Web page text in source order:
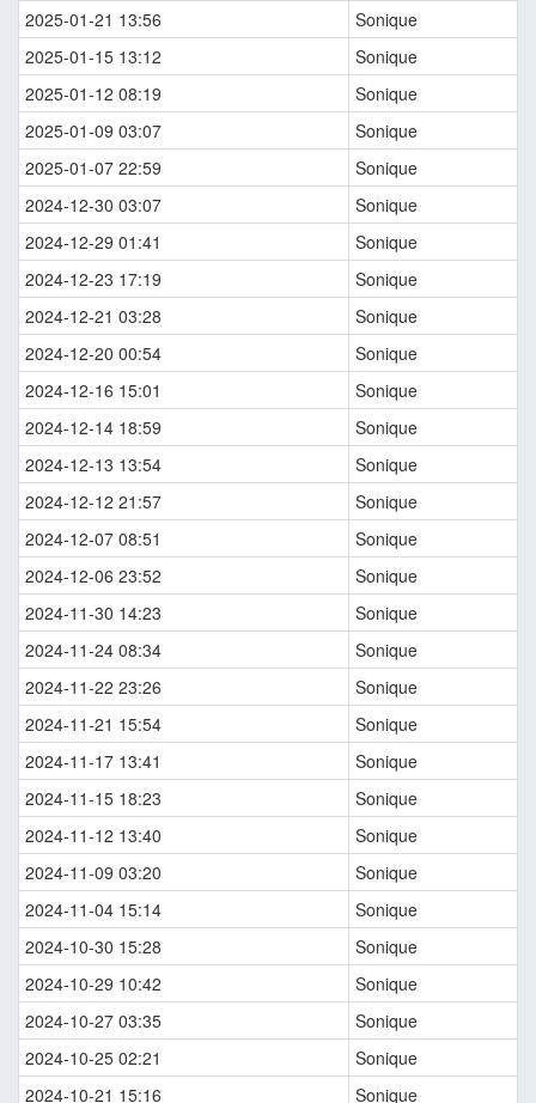
2025-01-21 13:56
Sonique
2025-01-15 13:12
Sonique
2025-01-12 08:19
Sonique
2025-01-09 03:07
Sonique
2025-01-07 22:59
Sonique
2024-12-30 03:07
Sonique
2024-12-29 01:41
Sonique
2024-12-23 17:19
Sonique
2024-12-21 03:28
Sonique
2024-12-20 00:54
Sonique
2024-12-16 15:01
Sonique
2024-12-14 18:59
Sonique
2024-12-13 13:54
Sonique
2024-12-12 21:57
Sonique
2024-12-07 08:51
Sonique
2024-12-06 23:52
Sonique
2024-11-30 14:23
Sonique
2024-11-24 08:34
Sonique
2024-11-22 23:26
Sonique
2024-11-21 15:54
Sonique
2024-11-17 13:41
Sonique
2024-11-15 18:23
Sonique
2024-11-12 13:40
Sonique
2024-11-09 03:20
Sonique
2024-11-04 15:14
Sonique
2024-10-30 15:28
Sonique
2024-10-29 10:42
Sonique
2024-10-27 03:35
Sonique
2024-10-25 02:21
Sonique
2024-10-21 15:16
Sonique